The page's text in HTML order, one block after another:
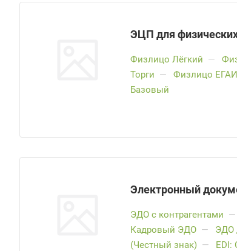
ЭЦП для
Физлицо Лёгкий —
Торги — Физлицо
Базовый
Электронный
ЭДО с контрагентами —
Кадровый ЭДО —
ЭДО
(Честный знак) — EDI: